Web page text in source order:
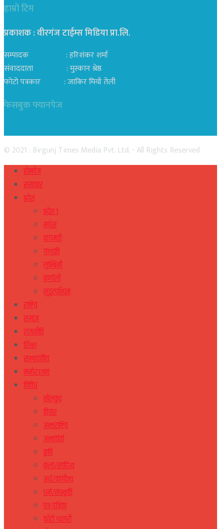
हाम्रो टिम
प्रकाशक : वीरगंज टाईम्स मिडिया प्रा‍.लि.
सम्पादक : हरिशंकर शर्मा
संवाददाता : मुस्कान श्रेष्ठ
फोटो पत्रकार : जाकिर मियाँ तेली
फेसबुक फ्यानपेज
© 2021 : Birgunj Times Media Pvt. Ltd. - All Rights Reserved.
होमपेज
समाचार
प्रदेश
प्रदेश १
मधेस
वागमती
गण्डकी
लुम्बिनी
कर्णाली
सुदुरपस्चिम
राष्ट्रिय
समाज
राजनीति
शिक्षा
सम्पादकीय
मनोरञ्जन
विविध
खेलकुद
विचार
अन्तराष्ट्रिय
अन्तर्वार्ता
कृषि
कला/साहित्य
अर्थ/वाणीज्य
धर्म/संस्कृति
पत्र-पत्रिका
फोटो ग्यलरी